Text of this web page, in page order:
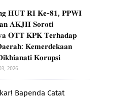
𝐇𝐔𝐓 𝐑𝐈 𝐊𝐞-𝟖𝟏, 𝐏𝐏𝐖𝐈
𝐀𝐊𝐉𝐈𝐈 𝐒𝐨𝐫𝐨𝐭𝐢
𝐎𝐓𝐓 𝐊𝐏𝐊 𝐓𝐞𝐫𝐡𝐚𝐝𝐚𝐩
𝐊𝐞𝐦𝐞𝐫𝐝𝐞𝐤𝐚𝐚𝐧
𝐊𝐨𝐫𝐮𝐩𝐬𝐢
2026
Bapenda Catat